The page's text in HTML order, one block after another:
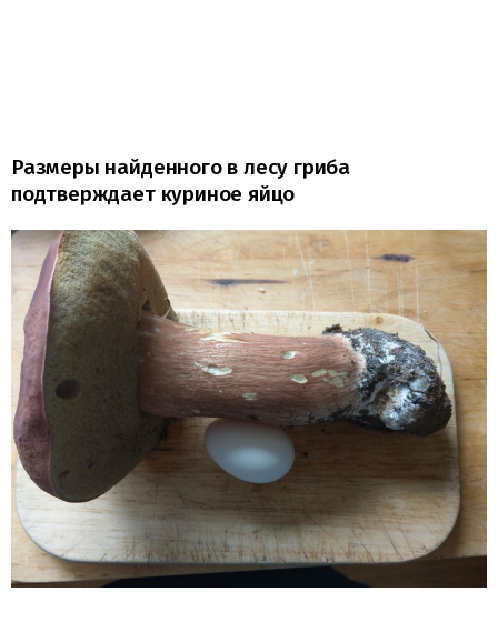
Размеры найденного в лесу гриба
подтверждает куриное яйцо